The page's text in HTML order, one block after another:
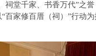
祠堂千家、书香万代”之
百家修百厝（祠）”行动